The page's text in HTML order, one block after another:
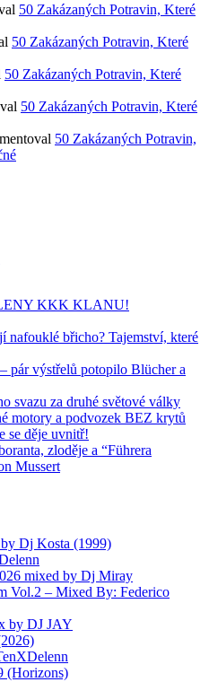
50 Zakázaných Potravin, Které
50 Zakázaných Potravin, Které
50 Zakázaných Potravin, Které
50 Zakázaných Potravin, Které
50 Zakázaných Potravin,
KKK KLANU!
nafouklé břicho? Tajemství, které
pár výstřelů potopilo Blücher a
svazu za druhé světové války
motory a podvozek BEZ krytů
se děje uvnitř!
zloděje a “Führera
Mussert
Dj Kosta (1999)
mixed by Dj Miray
Vol.2 – Mixed By: Federico
by DJ JAY
(Horizons)